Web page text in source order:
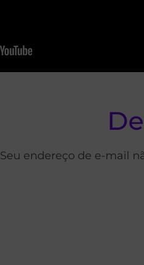
Seu endereço de e-mail